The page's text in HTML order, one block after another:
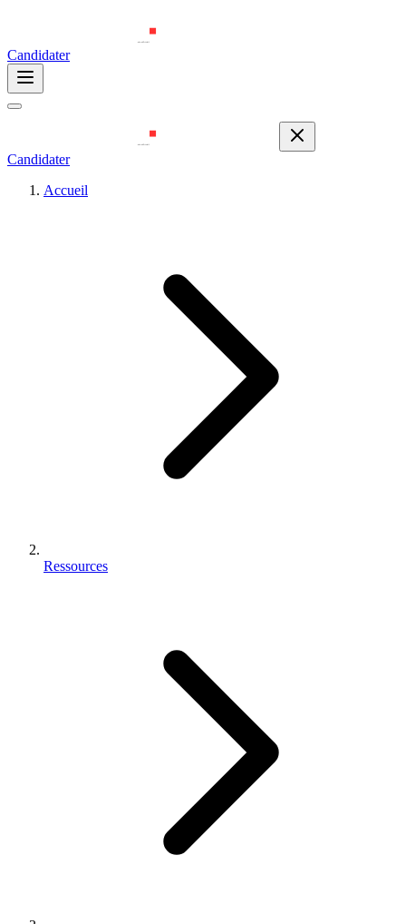
Candidater
Candidater
Accueil
Ressources